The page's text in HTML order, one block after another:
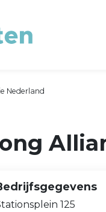
Nederland
125